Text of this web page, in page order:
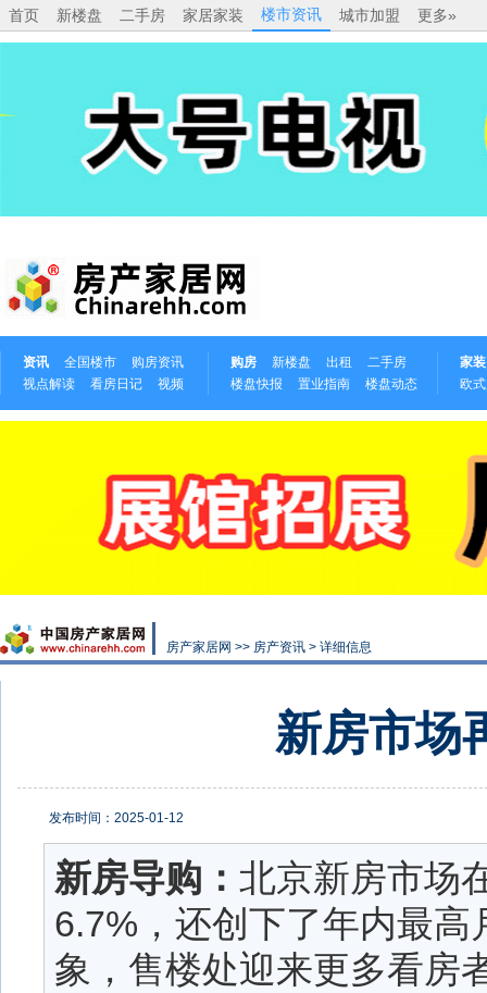
首页 新楼盘 二手房 家居家装 楼市资讯 城市加盟 更多»
资讯 全国楼市
购房资讯
视点解读
看房日记 视频
购房 新楼盘 出租
二手房
楼盘快报
置业指南 楼盘动态
家装
欧
房产家居网 >> 房产资讯 > 详细信息
新房市场
发布时间：2025-01-12
新房导购： 北京新房市场
6.7%，还创下了年内最
象，售楼处迎来更多看房